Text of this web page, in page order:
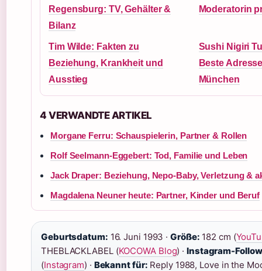
Regensburg: TV, Gehälter &
Bilanz
Moderatorin
Tim Wilde: Fakten zu
Beziehung, Krankheit und
Ausstieg
Sushi Nigiri
Beste
München
4 VERWANDTE ARTIKEL
Morgane Ferru: Schauspielerin, Partner & Rollen
Rolf Seelmann-Eggebert: Tod, Familie und Leben
Jack Draper: Beziehung, Nepo-Baby, Verletzung &
Magdalena Neuner heute: Partner, Kinder und Beruf
Geburtsdatum: 16. Juni 1993 ·Größe: 182 cm (
THEBLACKLABEL (KOCOWA Blog) ·Instagram-
(Instagram) · Bekannt für: Reply 1988, Love in the